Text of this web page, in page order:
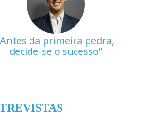
Antes da primeira pedra,
decide-se o sucesso